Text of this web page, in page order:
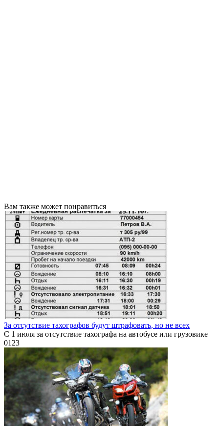
Вам также может понравиться
За отсутствие тахографов будут штрафовать, но не всех
С 1 июля за отсутствие тахографа на автобусе или грузовике
0123